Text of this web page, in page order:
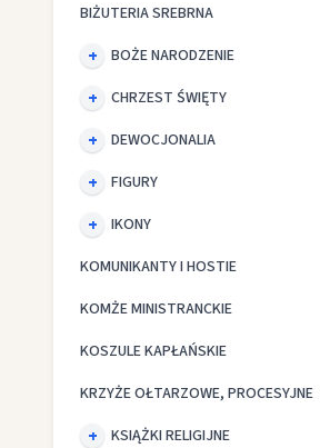
BIŻUTERIA SREBRNA
BOŻE NARODZENIE
CHRZEST ŚWIĘTY
DEWOCJONALIA
FIGURY
IKONY
KOMUNIKANTY I HOSTIE
KOMŻE MINISTRANCKIE
KOSZULE KAPŁAŃSKIE
KRZYŻE OŁTARZOWE, PROCESYJNE
KSIĄŻKI RELIGIJNE